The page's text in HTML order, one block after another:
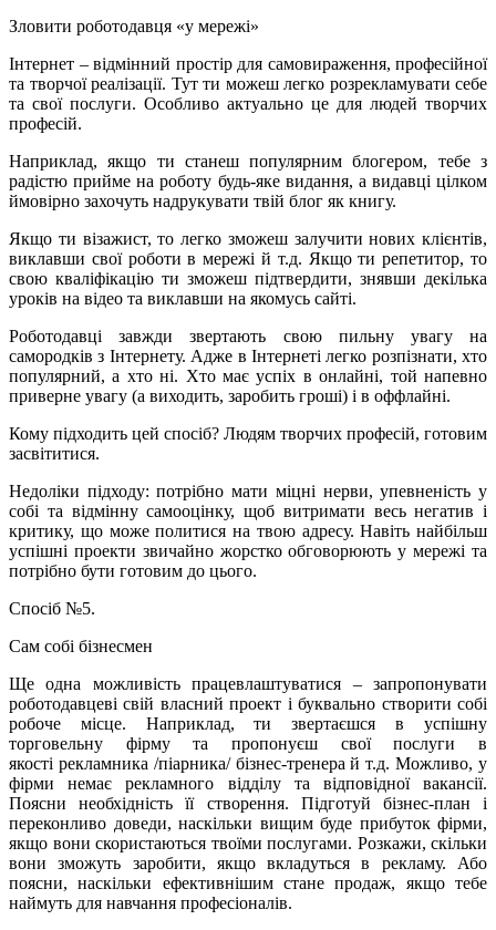
Зловити роботодавця «у мережі»
Інтернет – відмінний простір для самовираження, професійної
та творчої реалізації. Тут ти можеш легко розрекламувати себе
та свої послуги. Особливо актуально це для людей творчих
професій.
Наприклад, якщо ти станеш популярним блогером, тебе з
радістю прийме на роботу будь-яке видання, а видавці цілком
ймовірно захочуть надрукувати твій блог як книгу.
Якщо ти візажист, то легко зможеш залучити нових клієнтів,
виклавши свої роботи в мережі й т.д. Якщо ти репетитор, то
свою кваліфікацію ти зможеш підтвердити, знявши декілька
уроків на відео та виклавши на якомусь сайті.
Роботодавці завжди звертають свою пильну увагу на
самородків з Інтернету. Адже в Інтернеті легко розпізнати, хто
популярний, а хто ні. Хто має успіх в онлайні, той напевно
приверне увагу (а виходить, заробить гроші) і в оффлайні.
Кому підходить цей спосіб? Людям творчих професій, готовим
засвітитися.
Недоліки підходу: потрібно мати міцні нерви, упевненість у
собі та відмінну самооцінку, щоб витримати весь негатив і
критику, що може политися на твою адресу. Навіть найбільш
успішні проекти звичайно жорстко обговорюють у мережі та
потрібно бути готовим до цього.
Спосіб №5.
Сам собі бізнесмен
Ще одна можливість працевлаштуватися – запропонувати
роботодавцеві свій власний проект і буквально створити собі
робоче місце. Наприклад, ти звертаєшся в успішну
торговельну фірму та пропонуєш свої послуги в
якості рекламника /піарника/ бізнес-тренера й т.д. Можливо, у
фірми немає рекламного відділу та відповідної вакансії.
Поясни необхідність її створення. Підготуй бізнес-план і
переконливо доведи, наскільки вищим буде прибуток фірми,
якщо вони скористаються твоїми послугами. Розкажи, скільки
вони зможуть заробити, якщо вкладуться в рекламу. Або
поясни, наскільки ефективнішим стане продаж, якщо тебе
наймуть для навчання професіоналів.